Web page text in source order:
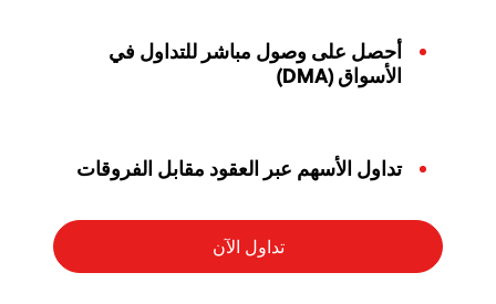
أحصل على وصول مباشر للتداول في
الأسواق (DMA)
تداول الأسهم عبر العقود مقابل الفروقات